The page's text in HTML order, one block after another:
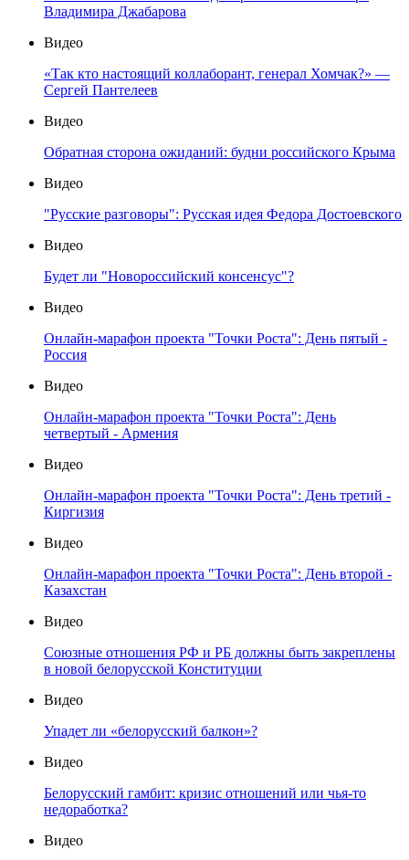
Владимира Джабарова
Видео
«Так кто настоящий коллаборант, генерал Хомчак?» —
Сергей Пантелеев
Видео
Обратная сторона ожиданий: будни российского Крыма
Видео
"Русские разговоры": Русская идея Федора Достоевского
Видео
Будет ли "Новороссийский консенсус"?
Видео
Онлайн-марафон проекта "Точки Роста": День пятый -
Россия
Видео
Онлайн-марафон проекта "Точки Роста": День
четвертый - Армения
Видео
Онлайн-марафон проекта "Точки Роста": День третий -
Киргизия
Видео
Онлайн-марафон проекта "Точки Роста": День второй -
Казахстан
Видео
Союзные отношения РФ и РБ должны быть закреплены
в новой белорусской Конституции
Видео
Упадет ли «белорусский балкон»?
Видео
Белорусский гамбит: кризис отношений или чья-то
недоработка?
Видео